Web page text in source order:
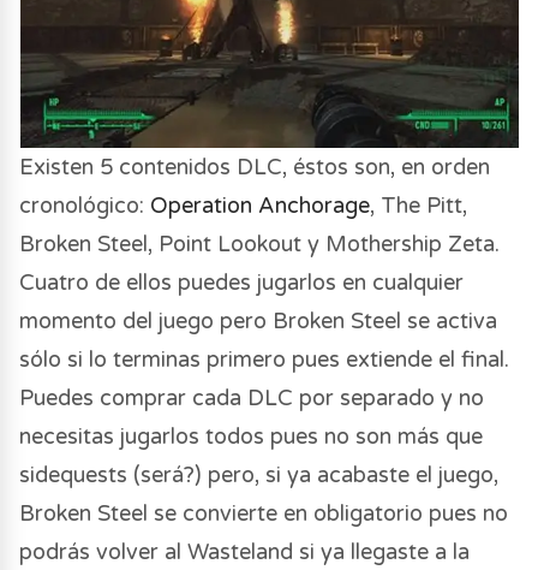
Existen 5 contenidos DLC, éstos son, en orden
cronológico: Operation Anchorage, The Pitt,
Broken Steel, Point Lookout y Mothership Zeta.
Cuatro de ellos puedes jugarlos en cualquier
momento del juego pero Broken Steel se activa
sólo si lo terminas primero pues extiende el final.
Puedes comprar cada DLC por separado y no
necesitas jugarlos todos pues no son más que
sidequests (será?) pero, si ya acabaste el juego,
Broken Steel se convierte en obligatorio pues no
podrás volver al Wasteland si ya llegaste a la